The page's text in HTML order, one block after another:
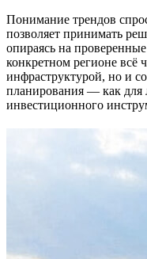
Понимание трендов
позволяет принимать
опираясь на
конкретном регионе всё
инфраструктурой, но и
планирования — как для
инвестиционного